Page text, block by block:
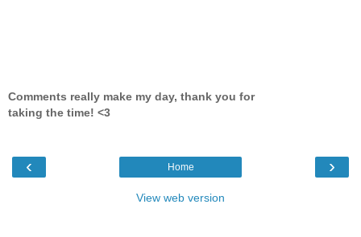
Comments really make my day, thank you for
taking the time! <3
‹ ›
Home
View web version